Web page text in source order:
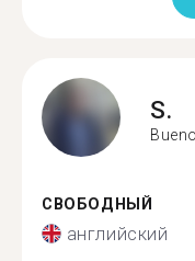
S.
СВОБОДНЫЙ
английский